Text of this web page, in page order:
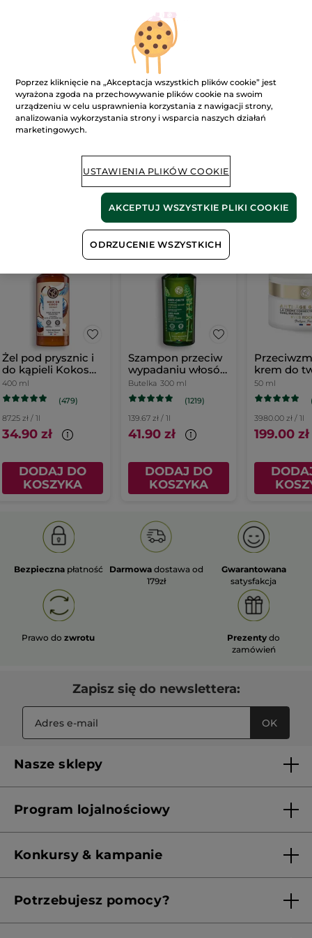
Ups!
Strona nie może zostać wyświetlona.
link jest nieprawidłowy.
Naszebestsellery
Żel pod prysznic i
do kąpieli Kokos
400 ml
400 ml
(479)
87.25 zł / 1l
34.90 zł
DODAJ DO
KOSZYKA
Szampon przeciw
wypadaniu włosów
z białym łubinem
Butelka 300 ml
(1219)
139.67 zł / 1l
41.90 zł
DODAJ DO
KOSZYKA
krem do
dzień
50 ml
3980.00 zł / 1l
199.00 zł
Bezpieczna płatność Darmowa dostawa od
179zł
Gwarantowana
satysfakcja
Prawo dozwrotu Prezenty do
zamówień
Zapisz się do newslettera:
OK
Nasze sklepy
Franczyza
Program lojalnościowy
Konkursy & kampanie
Potrzebujesz pomocy?
Poprzez kliknięcie na „Akceptacja wszystkich plików cookie” jest
wyrażona zgoda na przechowywanie plików cookie na swoim
urządzeniu w celu usprawnienia korzystania z nawigacji strony,
analizowania wykorzystania strony i wsparcia naszych działań
marketingowych.
USTAWIENIA PLIKÓW COOKIE
ODRZUCENIE WSZYSTKICH
AKCEPTUJ WSZYSTKIE PLIKI COOKIE